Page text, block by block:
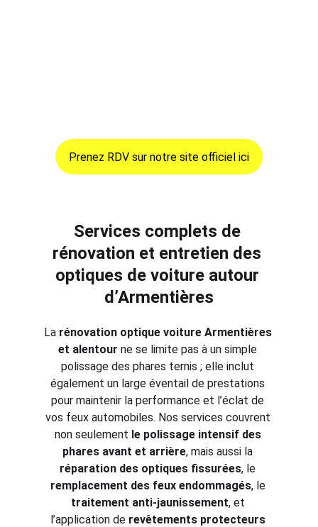
Prenez RDV sur notre site officiel ici
Services complets de
rénovation et entretien des
optiques de voiture autour
d’Armentières
La rénovation optique voiture Armentières
et alentour ne se limite pas à un simple
polissage des phares ternis ; elle inclut
également un large éventail de prestations
pour maintenir la performance et l’éclat de
vos feux automobiles. Nos services couvrent
non seulement le polissage intensif des
phares avant et arrière, mais aussi la
réparation des optiques fissurées, le
remplacement des feux endommagés, le
traitement anti-jaunissement, et
l’application de revêtements protecteurs